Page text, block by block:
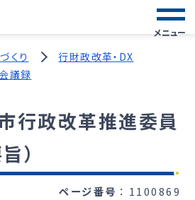
メニュー
くり
行財政改革・DX
議録
行政改革推進委員
）
ページ番号
1100869